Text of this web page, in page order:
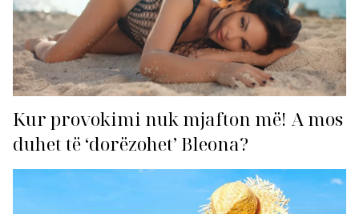
Kur provokimi nuk mjafton më! A mos
duhet të ‘dorëzohet’ Bleona?